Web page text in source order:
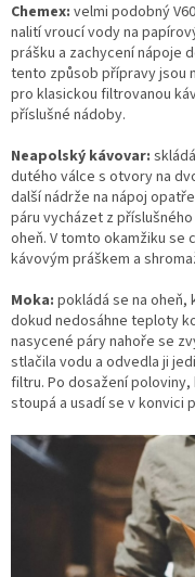
Chemex: velmi podobný
nalití vroucí vody na
prášku a zachycení nápoje
tento způsob přípravy jsou
pro klasickou filtrovanou
příslušné nádoby.
Neapolský kávovar:
dutého válce s otvory na
další nádrže na nápoj
páru vycházet z
oheň. V tomto okamžiku se
kávovým práškem a
Moka: pokládá se na
dokud nedosáhne teploty
nasycené páry nahoře se
stlačila vodu a odvedla ji
filtru. Po dosažení
stoupá a usadí se v konvici